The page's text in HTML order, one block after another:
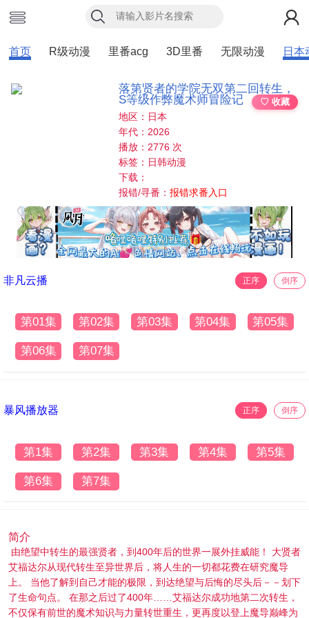
首页 R级动漫 里番acg 3D里番 无限动漫 日本
落第贤者的学院无双第二回转生，
S等级作弊魔术师冒险记
♡ 收藏
地区：日本
年代：2026
播放：2776 次
标签：日韩动漫
下载：
报错/寻番：报错求番入口
非凡云播 正序 倒序
第01集 第02集 第03集 第04集 第05集
第06集 第07集
暴风播放器 正序 倒序
第1集 第2集 第3集 第4集 第5集
第6集 第7集
简介
由绝望中转生的最强贤者，到400年后的世界一展外挂威能！ 大贤者
艾福达尔从现代转生至异世界后，将人生的一切都花费在研究魔导
上。 当他了解到自己才能的极限，到达绝望与后悔的尽头后－－划下
了生命句点。 在那之后过了400年……艾福达尔成功地第二次转生，
不仅保有前世的魔术知识与力量转世重生，更再度以登上魔导巅峰为